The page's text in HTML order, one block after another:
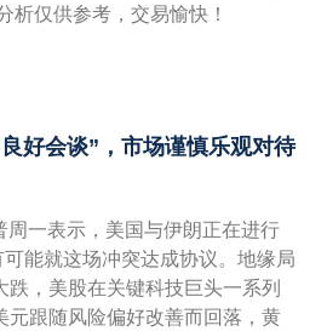
析仅供参考，交易愉快！
好会谈”，市场谨慎乐观对待
周一表示，美国与伊朗正在进行
可能就这场冲突达成协议。地缘局
跌，美股在关键科技巨头一系列
元跟随风险偏好改善而回落，黄